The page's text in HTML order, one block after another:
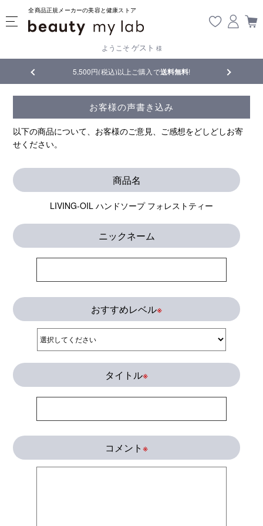
全商品正規メーカーの美容と健康ストア
ようこそ ゲスト 様
5,500円(税込)以上ご購入で送料無料! 【重要】熊本地
お客様の声書き込み
以下の商品について、お客様のご意見、ご感想をどしどしお寄
せください。
商品名
LIVING-OIL ハンドソープ フォレストティー
ニックネーム
おすすめレベル※
タイトル※
コメント※